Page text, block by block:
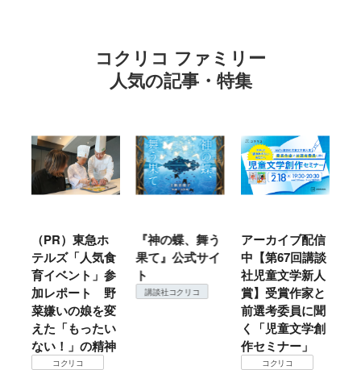
コクリコ ファミリー
人気の記事・特集
（PR）東急ホ
テルズ「人気食
育イベント」参
加レポート 野
菜嫌いの娘を変
えた「もったい
ない！」の精神
コクリコ
『神の蝶、舞う
果て』公式サイ
ト
講談社コクリコ
アーカイブ配信
中【第67回講談
社児童文学新人
賞】受賞作家と
前選考委員に聞
く「児童文学創
作セミナー」
コクリコ